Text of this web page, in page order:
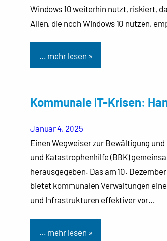
Windows 10 weiterhin nutzt, riskiert,
Allen, die noch Windows 10 nutzen,
… mehr lesen »
Kommunale IT-Krisen:
Januar 4, 2025
Einen Wegweiser zur Bewältigung
und Katastrophenhilfe (BBK)
herausgegeben. Das am 10.
bietet kommunalen Verwaltungen
und Infrastrukturen effektiver vor…
… mehr lesen »